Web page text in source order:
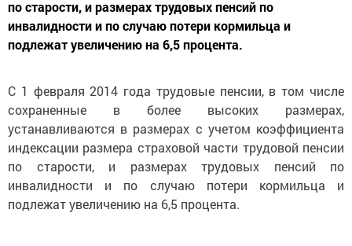
по старости, и размерах трудовых пенсий по
инвалидности и по случаю потери кормильца и
подлежат увеличению на 6,5 процента.
С 1 февраля 2014 года трудовые пенсии, в том числе
сохраненные в более высоких размерах,
устанавливаются в размерах с учетом коэффициента
индексации размера страховой части трудовой пенсии
по старости, и размерах трудовых пенсий по
инвалидности и по случаю потери кормильца и
подлежат увеличению на 6,5 процента.